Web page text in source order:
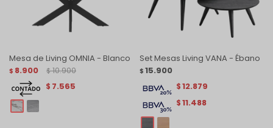
Mesa de Living OMNIA - Blanco
$ 8.900 $ 10.900
$ 7.565
Set Mesas Living VANA - Ébano
$ 15.900
$11.488
$12.879